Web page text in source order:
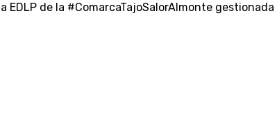
EDLP de la #ComarcaTajoSalorAlmonte gestionada